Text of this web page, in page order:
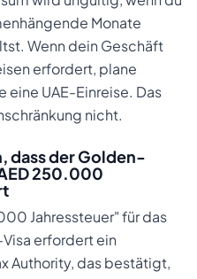
Monate
Wenn dein Geschäft
erfordert, plane
eine UAE-Einreise. Das
nicht.
dass der Golden-
250.000
Jahressteuer" für das
erfordert ein
Authority, das bestätigt,